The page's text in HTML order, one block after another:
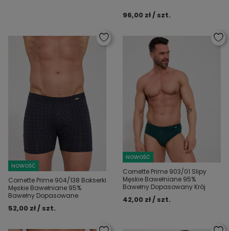
96,00 zł / szt.
NOWOŚĆ
Cornette Prime 904/138 Bokserki
Męskie Bawełniane 95%
Bawełny Dopasowane
52,00 zł / szt.
NOWOŚĆ
Cornette Prime 903/01 Slipy
Męskie Bawełniane 95%
Bawełny Dopasowany Krój
42,00 zł / szt.